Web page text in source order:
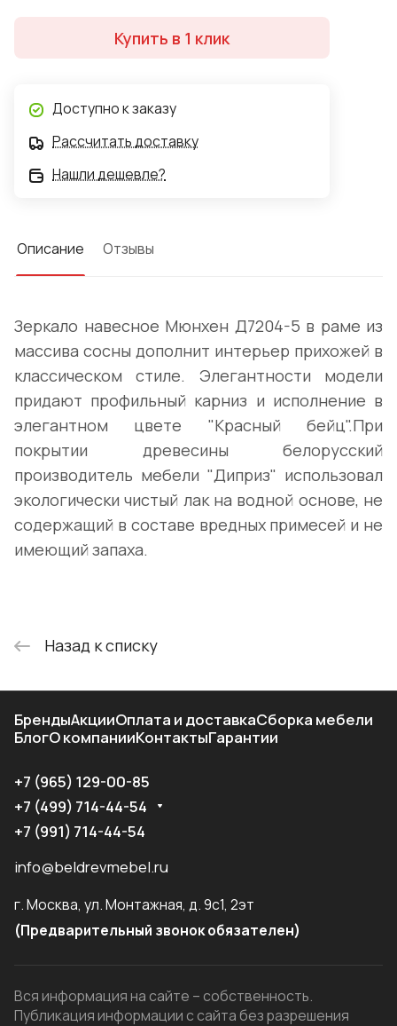
Купить в 1 клик
Доступно к заказу
Рассчитать доставку
Нашли дешевле?
Описание Отзывы
Зеркало навесное Мюнхен Д7204-5 в раме из
массива сосны дополнит интерьер прихожей в
классическом стиле. Элегантности модели
придают профильный карниз и исполнение в
элегантном цвете "Красный бейц".При
покрытии древесины белорусский
производитель мебели "Диприз" использовал
экологически чистый лак на водной основе, не
содержащий в составе вредных примесей и не
имеющий запаха.
Назад к списку
БрендыАкцииОплата и доставкаСборка мебели
БлогО компанииКонтактыГарантии
+7 (965) 129-00-85
+7 (499) 714-44-54
+7 (991) 714-44-54
info@beldrevmebel.ru
г. Москва, ул. Монтажная, д. 9с1, 2эт
(Предварительный звонок обязателен)
Вся информация на сайте – собственность.
Публикация информации с сайта без разрешения